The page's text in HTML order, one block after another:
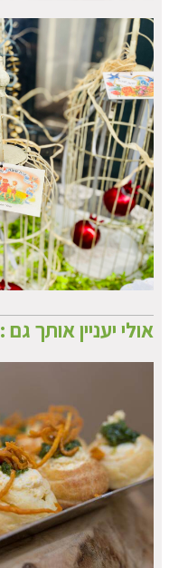
אולי יעניין אותך גם :